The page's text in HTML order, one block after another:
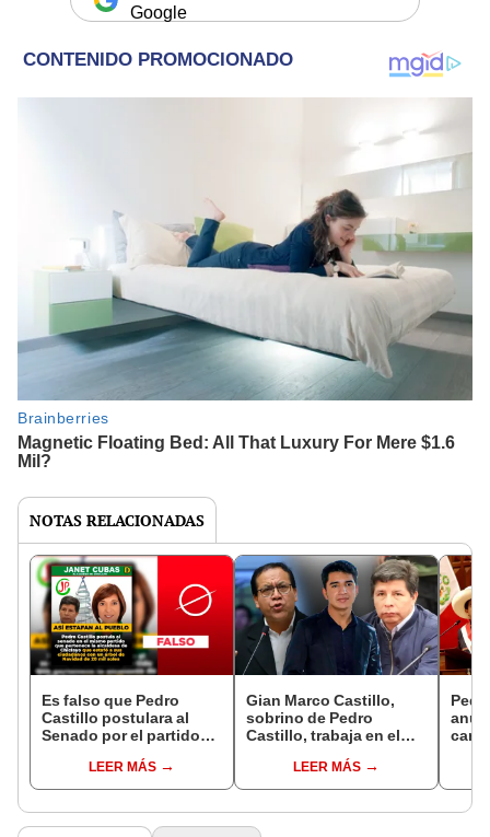
Google
NOTAS RELACIONADAS
Es falso que Pedro
Castillo postulara al
Senado por el partido
LEER MÁS
Gian Marco Castillo,
sobrino de Pedro
Castillo, trabaja en el
de S/3.000LEER MÁS